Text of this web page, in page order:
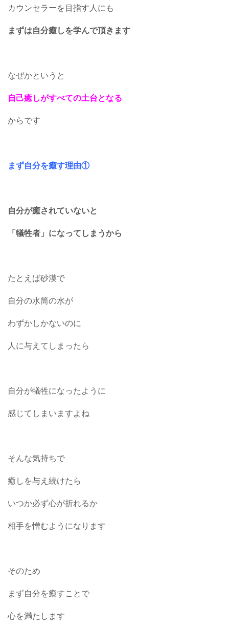
カウンセラーを目指す人にも
まずは自分癒しを学んで頂きます
なぜかというと
自己癒しがすべての土台となる
からです
まず自分を癒す理由①
自分が癒されていないと
「犠牲者」になってしまうから
たとえば砂漠で
自分の水筒の水が
わずかしかないのに
人に与えてしまったら
自分が犠牲になったように
感じてしまいますよね
そんな気持ちで
癒しを与え続けたら
いつか必ず心が折れるか
相手を憎むようになります
そのため
まず自分を癒すことで
心を満たします